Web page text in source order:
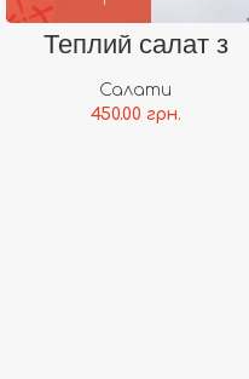
Теплий салат з
телятини та овочами
у соусі Унагі
Салати
450.00 грн.